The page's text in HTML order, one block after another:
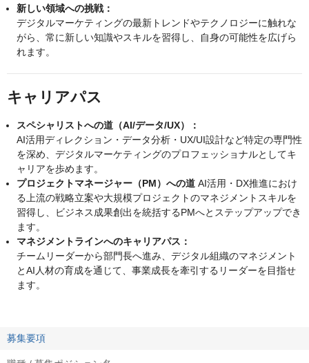
新しい領域への挑戦：
デジタルマーケティングの最新トレンドやテクノロジーに触れな
がら、常に新しい知識やスキルを習得し、自身の可能性を広げら
れます。
キャリアパス
スペシャリストへの道（AI/データ/UX）：
AI活用ディレクション・データ分析・UX/UI設計など特定の専門性
を深め、デジタルマーケティングのプロフェッショナルとしてキ
ャリアを歩めます。
プロジェクトマネージャー（PM）への道 AI活用・DX推進におけ
る上流の戦略立案や大規模プロジェクトのマネジメントスキルを
習得し、ビジネス成果創出を統括するPMへとステップアップでき
ます。
マネジメントラインへのキャリアパス：
チームリーダーから部門長へ進み、デジタル組織のマネジメント
とAI人材の育成を通じて、事業成長を牽引するリーダーを目指せ
ます。
募集要項